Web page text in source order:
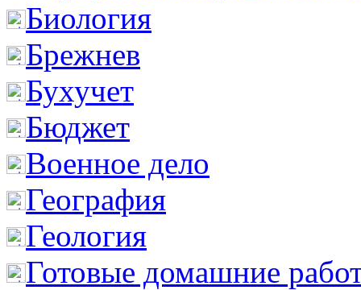
Биология
Брежнев
Бухучет
Бюджет
Военное дело
География
Геология
Готовые домашние